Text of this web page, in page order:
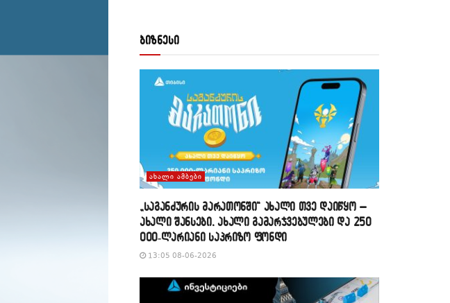
ბიზნესი
ᲐᲮᲐᲚᲘ ᲐᲛᲑᲔᲑᲘ
„საგანძურის მარათონში“ ახალი თვე დაიწყო –
ახალი შანსები, ახალი გამარჯვებულები და 250
000-ლარიანი საპრიზო ფონდი
13:05 08-06-2026